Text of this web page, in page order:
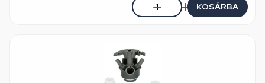
KOSÁRBA